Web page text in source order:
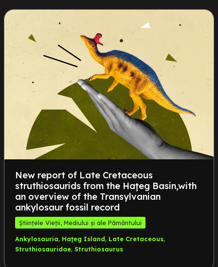
New report of Late Cretaceous
struthiosaurids from the Haţeg Basin,with
an overview of the Transylvanian
ankylosaur fossil record
Științele Vieții, Mediului și ale Pământului
Ankylosauria, Haţeg Island, Late Cretaceous,
Struthiosauridae, Struthiosaurus